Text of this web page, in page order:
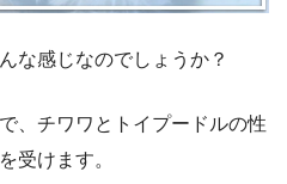
な感じなのでしょうか？
、チワワとトイプードルの性
受けます。